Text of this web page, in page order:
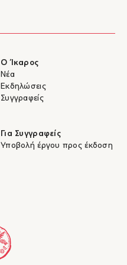
Ο Ίκαρος
Νέα
Εκδηλώσεις
Συγγραφείς
Για Συγγραφείς
Υποβολή έργου προς έκδοση